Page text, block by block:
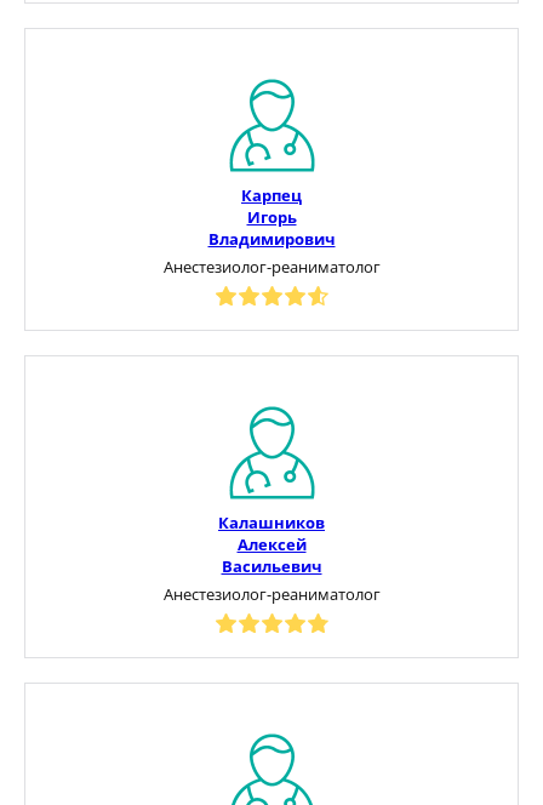
Карпец
Игорь
Владимирович
Анестезиолог-реаниматолог
Калашников
Алексей
Васильевич
Анестезиолог-реаниматолог